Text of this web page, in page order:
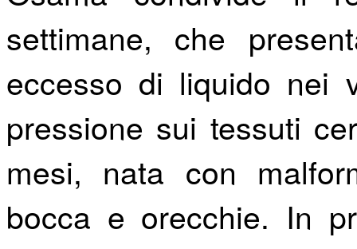
settimane, che
eccesso di liquido nei
pressione sui tessuti
mesi, nata con
bocca e orecchie. In